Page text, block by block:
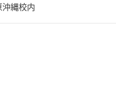
縄校内